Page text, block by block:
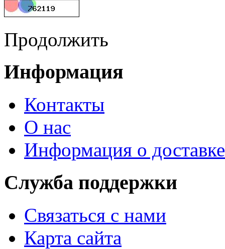
Продолжить
Информация
Контакты
О нас
Информация о доставке
Служба поддержки
Связаться с нами
Карта сайта